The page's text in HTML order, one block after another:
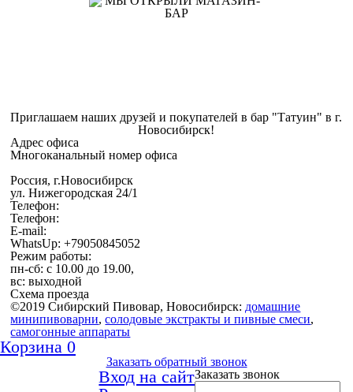
Приглашаем наших друзей и покупателей в бар "Татуин" в г.
Новосибирск!
Адрес офиса
Многоканальный номер офиса
Россия, г.Новосибирск
ул. Нижегородская 24/1
Телефон:
Телефон:
E-mail:
WhatsUp: +79050845052
Режим работы:
пн-сб: с 10.00 до 19.00,
вс: выходной
Схема проезда
©2019 Сибирский Пивовар, Новосибирск:домашние
минипивоварни,cолодовые экстракты и пивные смеси,
самогонные аппараты
Корзина 0
Заказать обратный звонок
Вход на сайтЗаказать звонок